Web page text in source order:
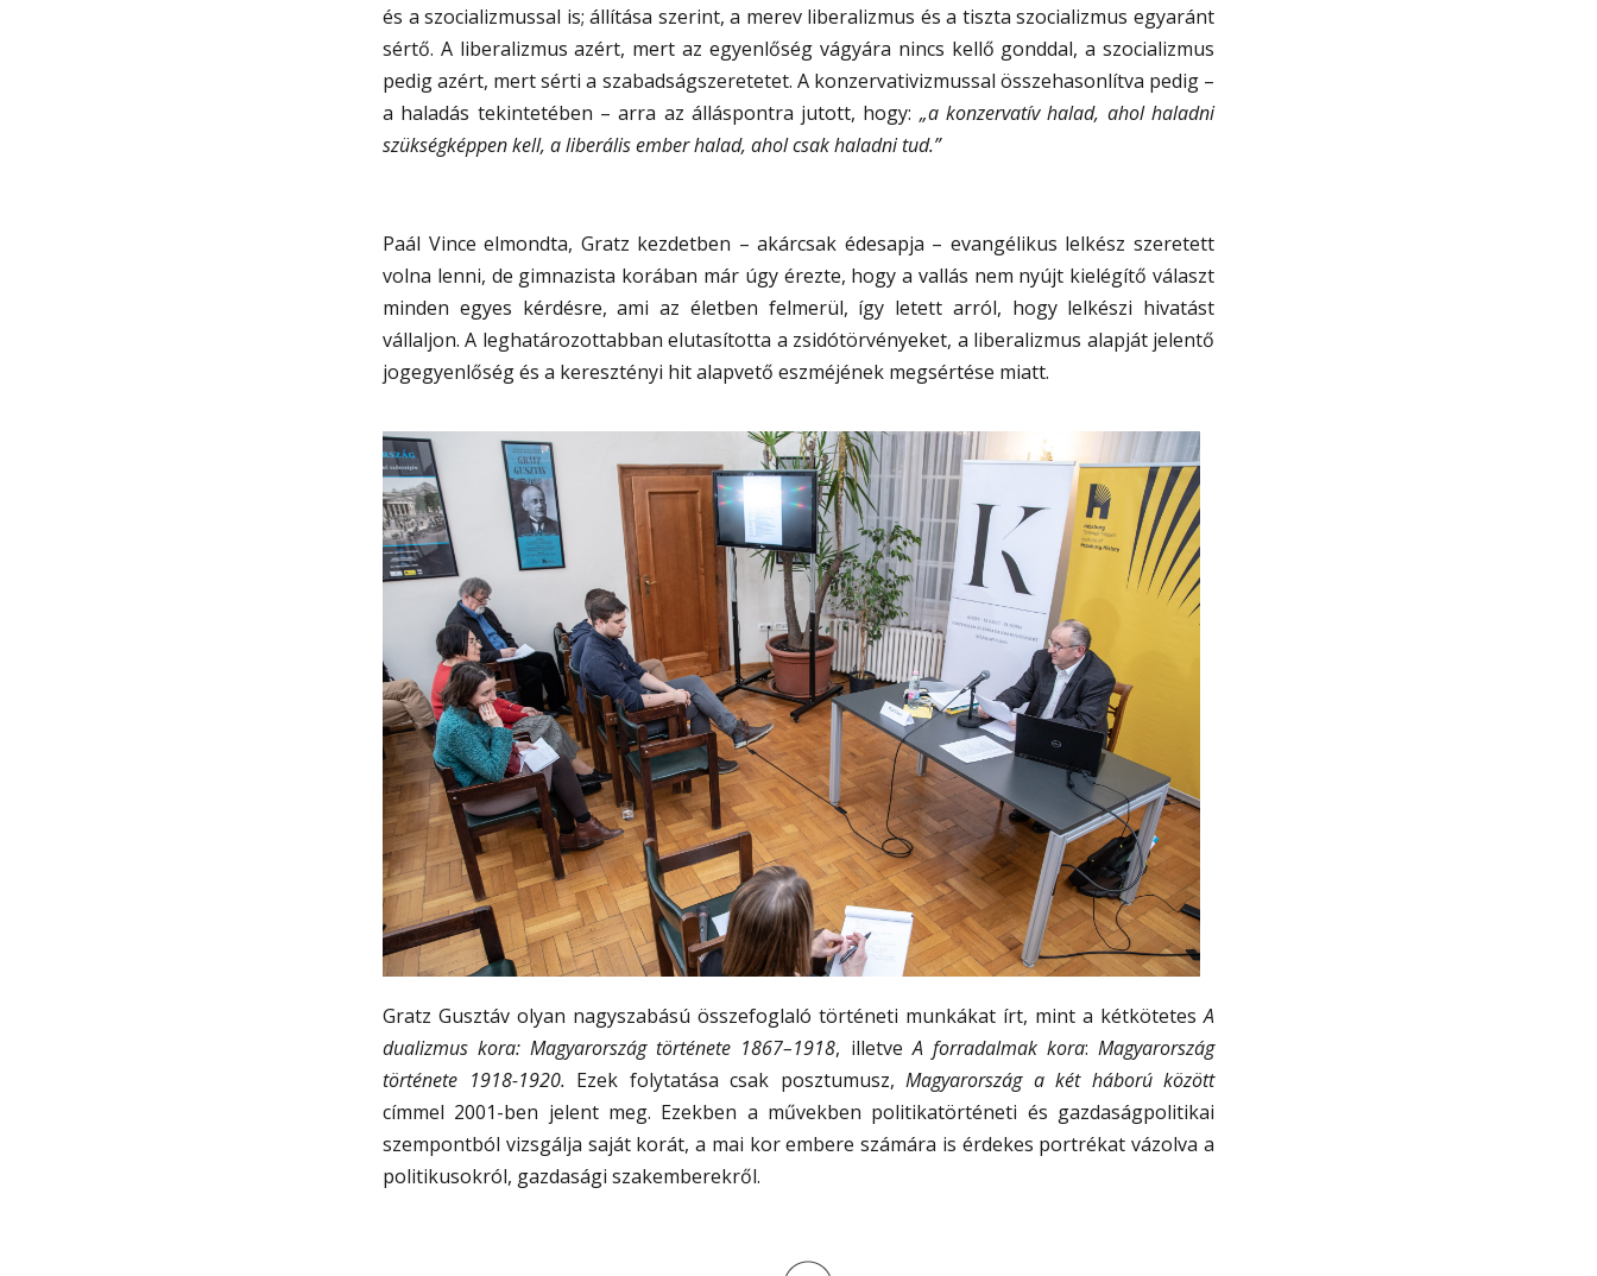
és a szocializmussal is; állítása szerint, a merev liberalizmus és a tiszta szocializmus egyaránt
sértő. A liberalizmus azért, mert az egyenlőség vágyára nincs kellő gonddal, a szocializmus
pedig azért, mert sérti a szabadságszeretetet. A konzervativizmussal összehasonlítva pedig –
a haladás tekintetében – arra az álláspontra jutott, hogy: „a konzervatív halad, ahol haladni
szükségképpen kell, a liberális ember halad, ahol csak haladni tud.”
Paál Vince elmondta, Gratz kezdetben – akárcsak édesapja – evangélikus lelkész szeretett
volna lenni, de gimnazista korában már úgy érezte, hogy a vallás nem nyújt kielégítő választ
minden egyes kérdésre, ami az életben felmerül, így letett arról, hogy lelkészi hivatást
vállaljon. A leghatározottabban elutasította a zsidótörvényeket, a liberalizmus alapját jelentő
jogegyenlőség és a keresztényi hit alapvető eszméjének megsértése miatt.
Gratz Gusztáv olyan nagyszabású összefoglaló történeti munkákat írt, mint a kétkötetesA
dualizmus kora: Magyarország története 1867–1918, illetveA forradalmak kora:Magyarország
története 1918-1920. Ezek folytatása csak posztumusz, Magyarország a két háború között
címmel 2001-ben jelent meg. Ezekben a művekben politikatörténeti és gazdaságpolitikai
szempontból vizsgálja saját korát, a mai kor embere számára is érdekes portrékat vázolva a
politikusokról, gazdasági szakemberekről.